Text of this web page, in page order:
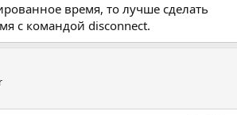
время, то лучше сделать
с командой disconnect.